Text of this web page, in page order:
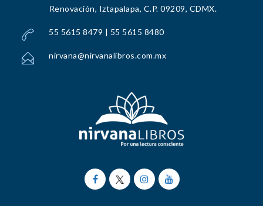
Renovación, Iztapalapa, C.P. 09209, CDMX.
55 5615 8479 | 55 5615 8480
nirvana@nirvanalibros.com.mx